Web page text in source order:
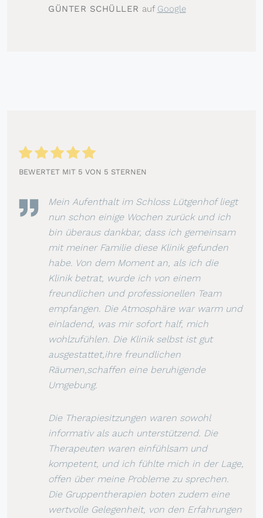
GÜNTER SCHÜLLER auf Google
BEWERTET MIT 5 VON 5 STERNEN
Mein Aufenthalt im Schloss Lütgenhof liegt
nun schon einige Wochen zurück und ich
bin überaus dankbar, dass ich gemeinsam
mit meiner Familie diese Klinik gefunden
habe. Von dem Moment an, als ich die
Klinik betrat, wurde ich von einem
freundlichen und professionellen Team
empfangen. Die Atmosphäre war warm und
einladend, was mir sofort half, mich
wohlzufühlen. Die Klinik selbst ist gut
ausgestattet,ihre freundlichen
Räumen,schaffen eine beruhigende
Umgebung.
Die Therapiesitzungen waren sowohl
informativ als auch unterstützend. Die
Therapeuten waren einfühlsam und
kompetent, und ich fühlte mich in der Lage,
offen über meine Probleme zu sprechen.
Die Gruppentherapien boten zudem eine
wertvolle Gelegenheit, von den Erfahrungen